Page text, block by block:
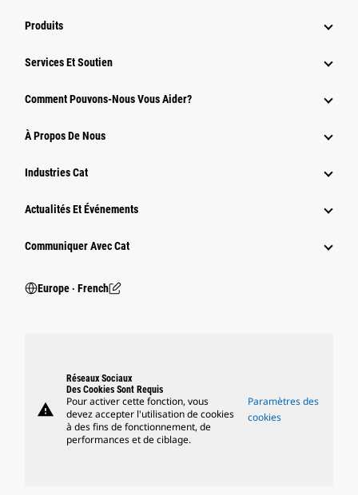
Produits
Services Et Soutien
Comment Pouvons-Nous Vous Aider?
À Propos De Nous
Industries Cat
Actualités Et Événements
Communiquer Avec Cat
Europe ‧ French
warning
Réseaux Sociaux
Des Cookies Sont Requis
Pour activer cette fonction, vous
devez accepter l'utilisation de cookies
à des fins de fonctionnement, de
performances et de ciblage.
Paramètres des
cookies